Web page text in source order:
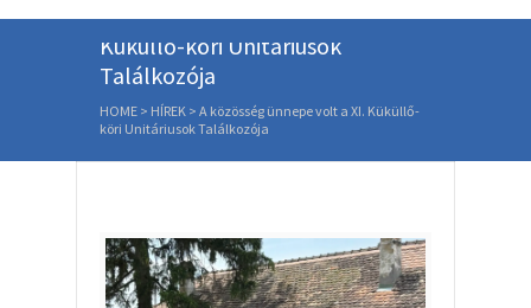
A közösség ünnepe volt a XI.
Küküllő-köri Unitáriusok
Találkozója
HOME > HÍREK > A közösség ünnepe volt a XI. Küküllő-
köri Unitáriusok Találkozója